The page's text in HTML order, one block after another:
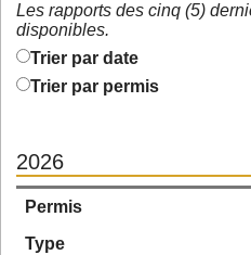
Les rapports des cinq (5)
disponibles.
Trier par date
Trier par permis
2026
Permis
Type